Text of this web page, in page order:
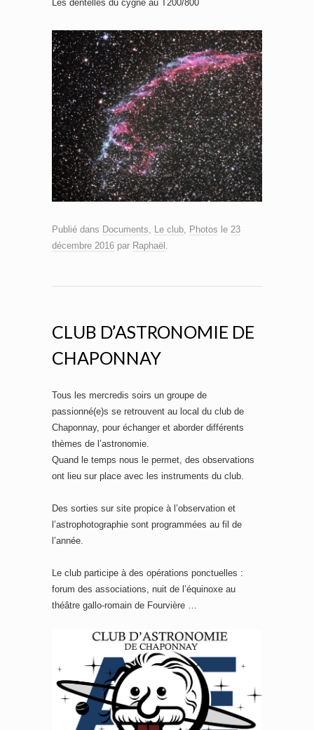
Les dentelles du cygne au T200/800
Publié dans Documents, Le club, Photos le 23
décembre 2016 par Raphaël .
CLUB D’ASTRONOMIE DE
CHAPONNAY
Tous les mercredis soirs un groupe de
passionné(e)s se retrouvent au local du club de
Chaponnay, pour échanger et aborder différents
thèmes de l’astronomie.
Quand le temps nous le permet, des observations
ont lieu sur place avec les instruments du club.
Des sorties sur site propice à l’observation et
l’astrophotographie sont programmées au fil de
l’année.
Le club participe à des opérations ponctuelles :
forum des associations, nuit de l’équinoxe au
théâtre gallo-romain de Fourvière …